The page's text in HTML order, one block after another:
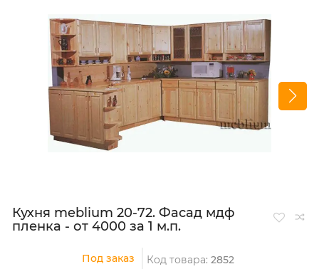
Кухня meblium 20-72. Фасад мдф
пленка - от 4000 за 1 м.п.
Под заказ Код товара: 2852